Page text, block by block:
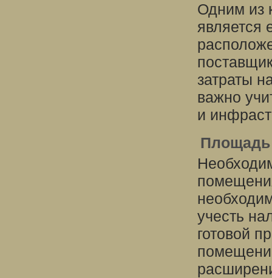
Одним из
является
затраты
важно
и
учесть
готовой